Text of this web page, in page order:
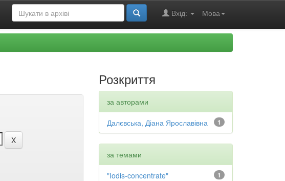
Мова
Вхід:
Розкриття
за авторами
1
Далєвська, Діана Ярославівна
за темами
1
"Iodis-concentrate"